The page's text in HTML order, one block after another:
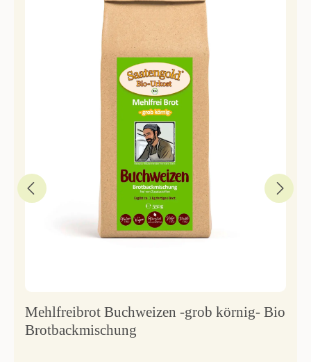
Mehlfreibrot Buchweizen -grob körnig- Bio
Brotbackmischung